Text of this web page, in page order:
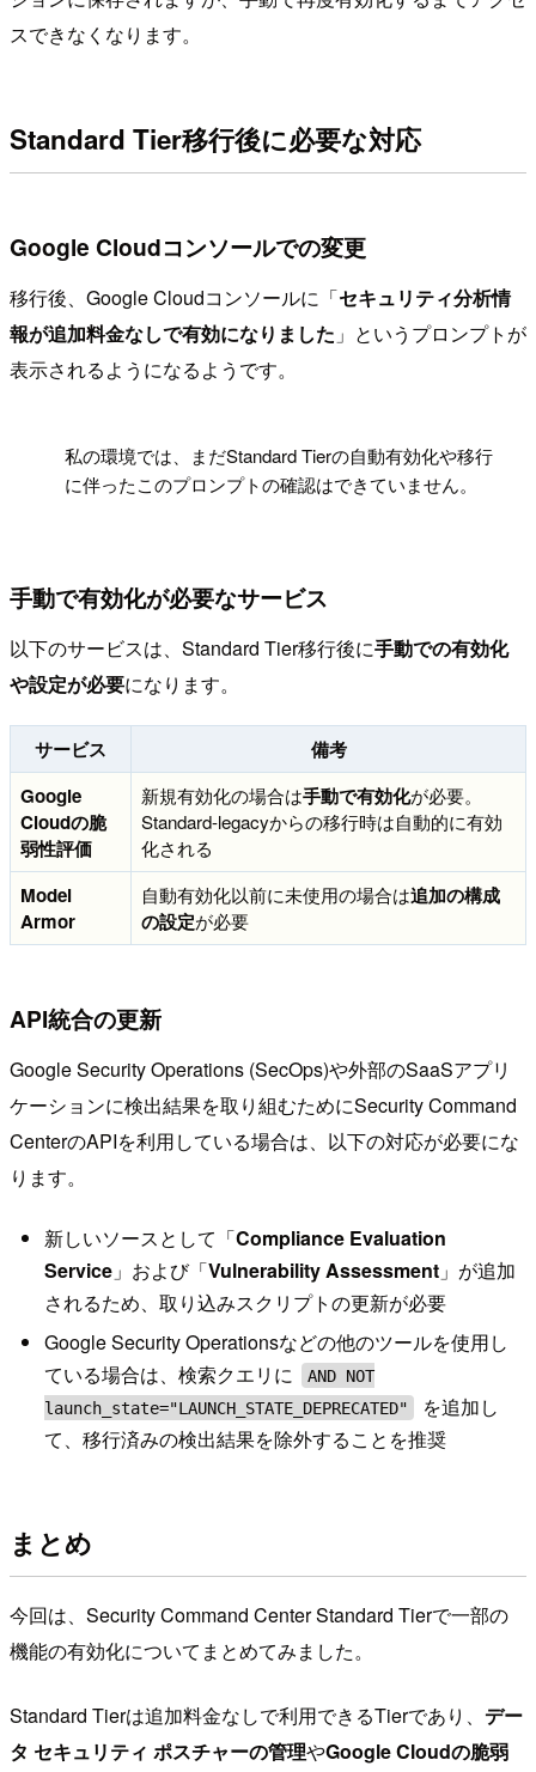
スできなくなります。
Standard Tier移行後に必要な対応
Google Cloudコンソールでの変更
移行後、Google Cloudコンソールに「セキュリティ分析情
報が追加料金なしで有効になりました 」というプロンプトが
表示されるようになるようです。
私の環境では、まだStandard Tierの自動有効化や移行
に伴ったこのプロンプトの確認はできていません。
手動で有効化が必要なサービス
以下のサービスは、Standard Tier移行後に手動での有効化
や設定が必要になります。
サービス
備考
Google
Cloudの脆
弱性評価
新規有効化の場合は手動で有効化が必要。
Standard-legacyからの移行時は自動的に有効
化される
Model
Armor
自動有効化以前に未使用の場合は追加の構成
の設定が必要
API統合の更新
Google Security Operations (SecOps)や外部のSaaSアプリ
ケーションに検出結果を取り組むためにSecurity Command
CenterのAPIを利用している場合は、以下の対応が必要にな
ります。
新しいソースとして「Compliance Evaluation
Service」および「Vulnerability Assessment」が追加
されるため、取り込みスクリプトの更新が必要
Google Security Operationsなどの他のツールを使用し
ている場合は、検索クエリに
AND NOT
launch_state="LAUNCH_STATE_DEPRECATED"
を追加し
て、移行済みの検出結果を除外することを推奨
まとめ
今回は、Security Command Center Standard Tierで一部の
機能の有効化についてまとめてみました。
Standard Tierは追加料金なしで利用できるTierであり、 デー
タ セキュリティ ポスチャーの管理やGoogle Cloudの脆弱